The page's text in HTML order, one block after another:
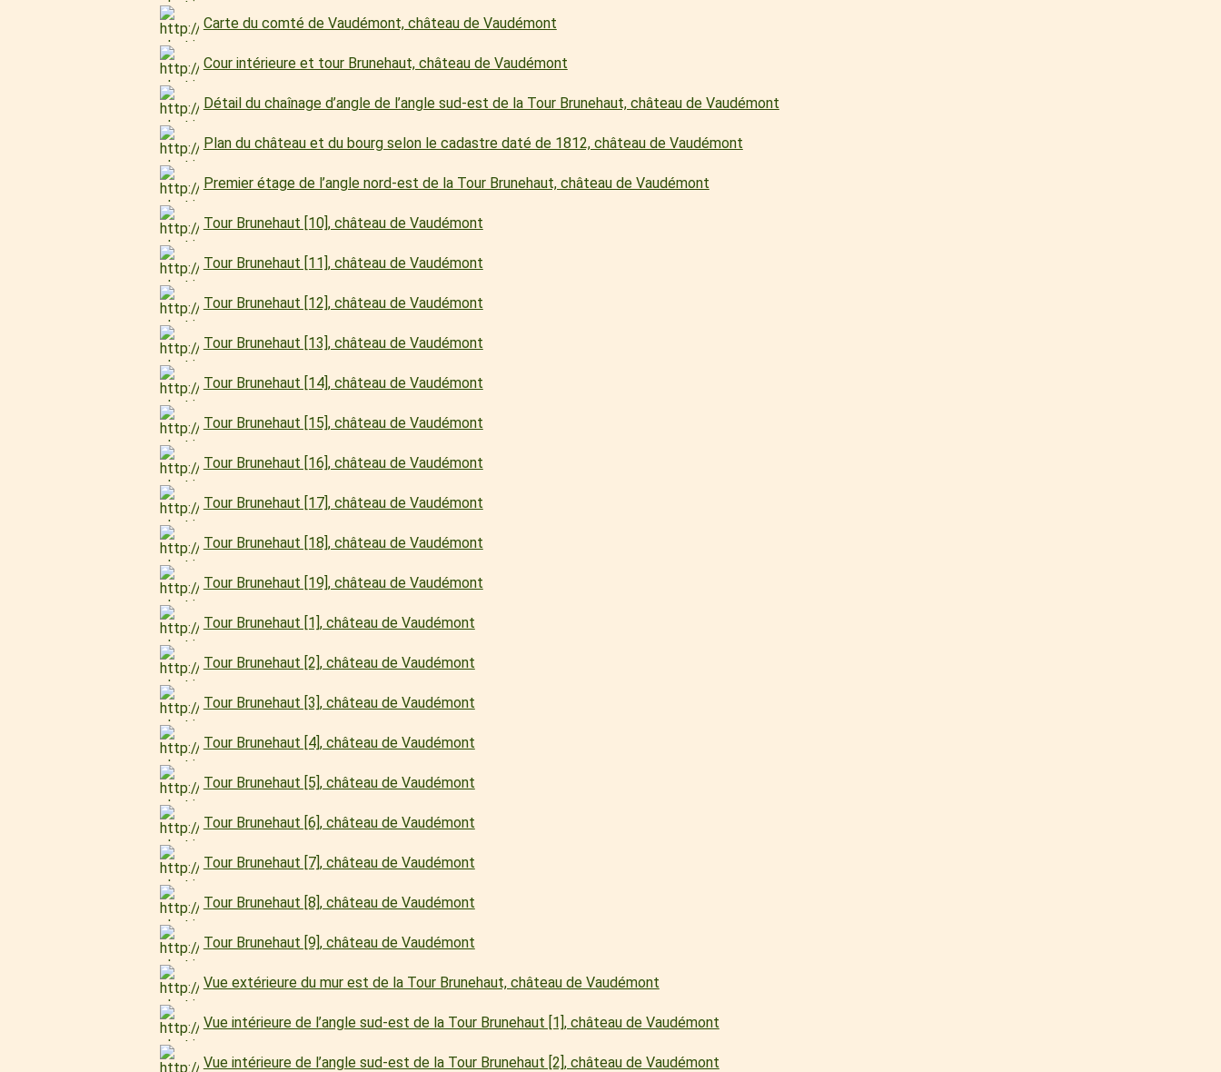
Carte du comté de Vaudémont, château de Vaudémont
Cour intérieure et tour Brunehaut, château de Vaudémont
Détail du chaînage d’angle de l’angle sud-est de la Tour Brunehaut, château de Vaudémont
Plan du château et du bourg selon le cadastre daté de 1812, château de Vaudémont
Premier étage de l’angle nord-est de la Tour Brunehaut, château de Vaudémont
Tour Brunehaut [10], château de Vaudémont
Tour Brunehaut [11], château de Vaudémont
Tour Brunehaut [12], château de Vaudémont
Tour Brunehaut [13], château de Vaudémont
Tour Brunehaut [14], château de Vaudémont
Tour Brunehaut [15], château de Vaudémont
Tour Brunehaut [16], château de Vaudémont
Tour Brunehaut [17], château de Vaudémont
Tour Brunehaut [18], château de Vaudémont
Tour Brunehaut [19], château de Vaudémont
Tour Brunehaut [1], château de Vaudémont
Tour Brunehaut [2], château de Vaudémont
Tour Brunehaut [3], château de Vaudémont
Tour Brunehaut [4], château de Vaudémont
Tour Brunehaut [5], château de Vaudémont
Tour Brunehaut [6], château de Vaudémont
Tour Brunehaut [7], château de Vaudémont
Tour Brunehaut [8], château de Vaudémont
Tour Brunehaut [9], château de Vaudémont
Vue extérieure du mur est de la Tour Brunehaut, château de Vaudémont
Vue intérieure de l’angle sud-est de la Tour Brunehaut [1], château de Vaudémont
Vue intérieure de l’angle sud-est de la Tour Brunehaut [2], château de Vaudémont